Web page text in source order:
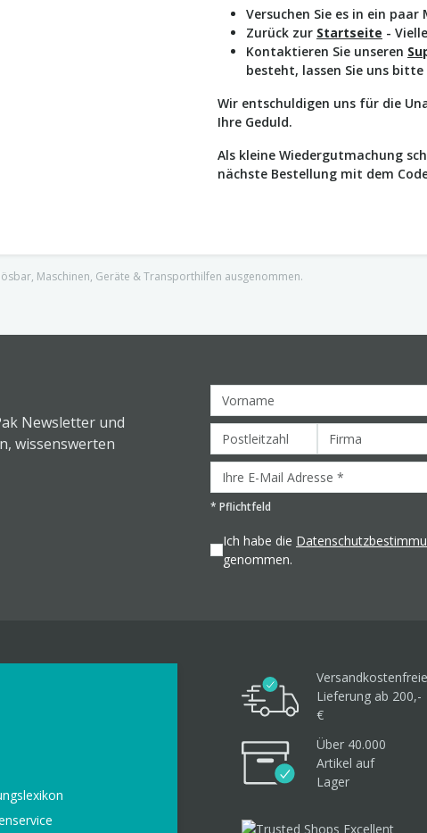
Versuchen Sie es in ein
Zurück zur Startseite -
Kontaktieren Sie unseren
besteht, lassen Sie uns
Wir entschuldigen uns für die
Ihre Geduld.
Als kleine Wiedergutmachung
nächste Bestellung mit dem
Maschinen, Geräte & Transporthilfen ausgenommen.
Newsletter und
wissenswerten
* Pflichtfeld
Ich habe die
genommen.
Versandkostenfreie
Lieferung ab 200,-
€
Über 40.000
Artikel auf
Lager